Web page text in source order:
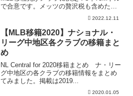
で合意です。メッツの贅沢税も含めた詳
2022.12.11
【MLB移籍2020】ナショナル・
リーグ中地区各クラブの移籍まと
め
NL Central for 2020移籍まとめ ナ・リー
グ中地区の各クラブの移籍情報をまとめ
てみました。掲載は2019...
2020.01.05